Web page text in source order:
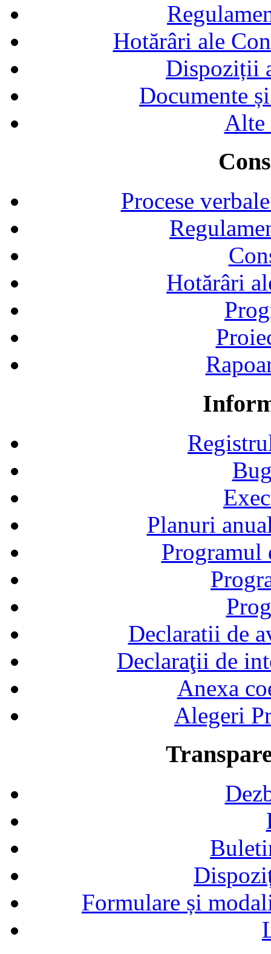
Hotărâri ale
Dispoziții
Documente
Alte
Procese
Hotărâri
Planuri
Declaratii de
Declaraţii de
Anexa
Alegeri
Formulare și